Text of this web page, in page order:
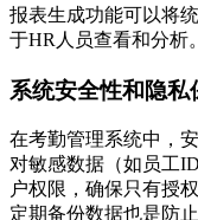
报表生成功能可以将
于HR人员查看和分析。
系统安全性和隐私
在考勤管理系统中，
对敏感数据（如员工
户权限，确保只有授
定期备份数据也是防